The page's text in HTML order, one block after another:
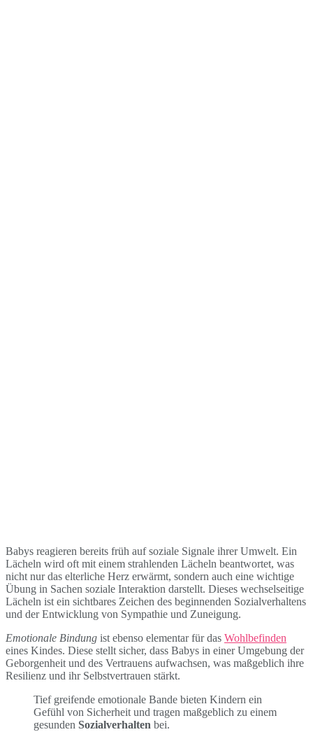
Babys reagieren bereits früh auf soziale Signale ihrer Umwelt. Ein
Lächeln wird oft mit einem strahlenden Lächeln beantwortet, was
nicht nur das elterliche Herz erwärmt, sondern auch eine wichtige
Übung in Sachen soziale Interaktion darstellt. Dieses wechselseitige
Lächeln ist ein sichtbares Zeichen des beginnenden Sozialverhaltens
und der Entwicklung von Sympathie und Zuneigung.
Emotionale Bindung ist ebenso elementar für das Wohlbefinden
eines Kindes. Diese stellt sicher, dass Babys in einer Umgebung der
Geborgenheit und des Vertrauens aufwachsen, was maßgeblich ihre
Resilienz und ihr Selbstvertrauen stärkt.
Tief greifende emotionale Bande bieten Kindern ein
Gefühl von Sicherheit und tragen maßgeblich zu einem
gesunden Sozialverhalten bei.